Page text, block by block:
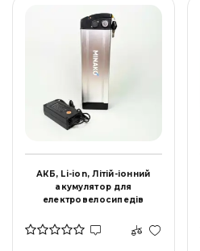
АКБ, Li-ion, Літій-іонний
акумулятор для
електровелосипедів
планкою -кріплення в
комплекті